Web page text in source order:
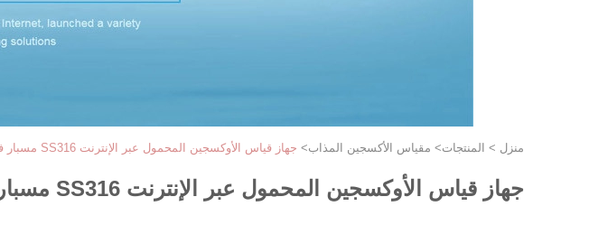
منزل > المنتجات> مقياس الأكسجين المذاب> جهاز قياس الأوكسجين المحمول عبر الإنترنت SS316 مسبار فعل متر 12V
جهاز قياس الأوكسجين المحمول عبر الإنترنت SS316 مسبار فعل متر 12V